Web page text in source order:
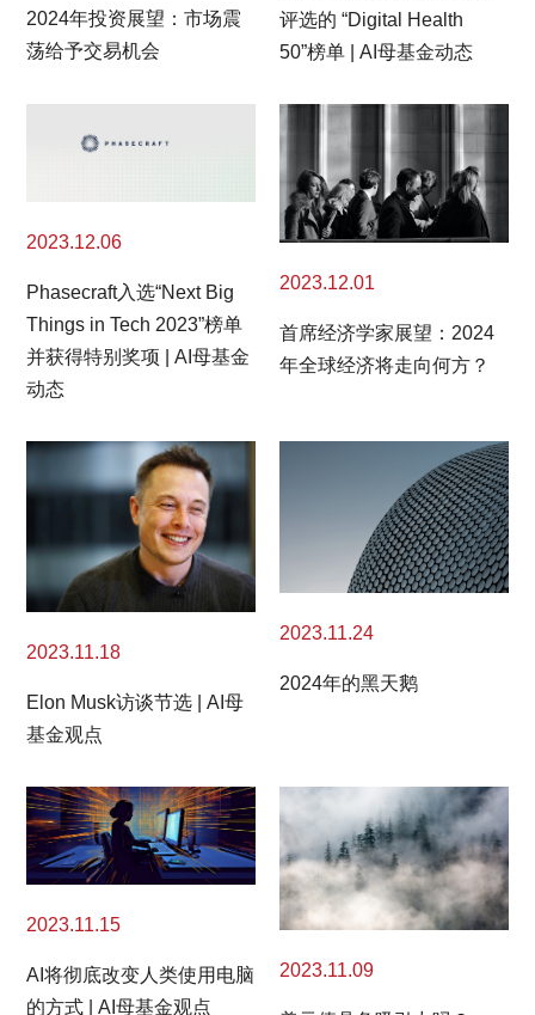
2024年投资展望：市场震
荡给予交易机会
评选的 “Digital Health
50”榜单 | AI母基金动态
2023.12.06
Phasecraft入选“Next Big
Things in Tech 2023”榜单
并获得特别奖项 | AI母基金
动态
2023.12.01
首席经济学家展望：2024
年全球经济将走向何方？
2023.11.18
Elon Musk访谈节选 | AI母
基金观点
2023.11.24
2024年的黑天鹅
2023.11.15
AI将彻底改变人类使用电脑
的方式 | AI母基金观点
2023.11.09